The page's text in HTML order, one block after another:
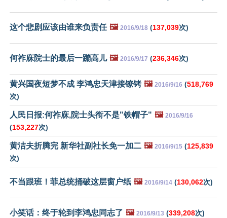
这个悲剧应该由谁来负责任 🖼️ 2016/9/18 (137,039次)
何祚庥院士的最后一蹦高儿 🖼️ 2016/9/17 (236,346次)
黄兴国夜短梦不成 李鸿忠天津接镣铐 🖼️ 2016/9/16 (518,769
次)
人民日报:何祚庥,院士头衔不是"铁帽子" 🖼️ 2016/9/16
(153,227次)
黄洁夫折腾完 新华社副社长免一加二 🖼️ 2016/9/15 (125,839
次)
不当跟班！菲总统捅破这层窗户纸 🖼️ 2016/9/14 (130,062次)
小笑话：终于轮到李鸿忠同志了 🖼️ 2016/9/13 (339,208次)